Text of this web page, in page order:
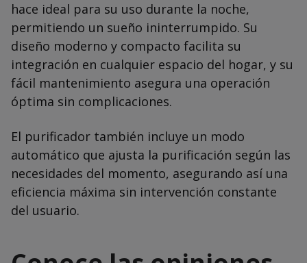
hace ideal para su uso durante la noche,
permitiendo un sueño ininterrumpido. Su
diseño moderno y compacto facilita su
integración en cualquier espacio del hogar, y su
fácil mantenimiento asegura una operación
óptima sin complicaciones.
El purificador también incluye un modo
automático que ajusta la purificación según las
necesidades del momento, asegurando así una
eficiencia máxima sin intervención constante
del usuario.